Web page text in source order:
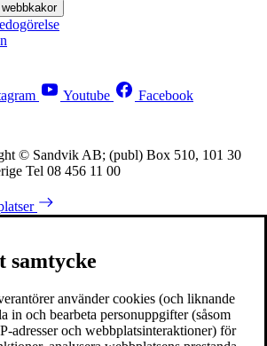
Youtube Facebook
© Sandvik AB; (publ) Box 510, 101 30
Tel 08 456 11 00
använder cookies (och liknande
in och bearbeta personuppgifter (såsom
adresser och webbplatsinteraktioner) för